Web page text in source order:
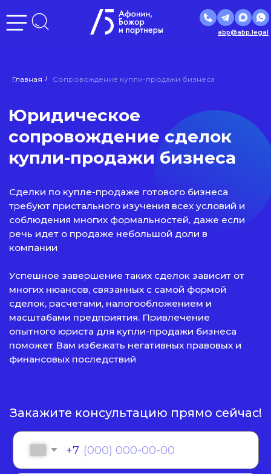
abp@abp.legal
Главная / Сопровождение купли-продажи бизнеса
Юридическое
купли-продажи бизнеса
+7
Отправить
Сделки по купле-продаже готового бизнеса
требуют пристального изучения всех условий и
соблюдения многих формальностей, даже если
речь идет о продаже небольшой доли в
Успешное завершение таких сделок зависит от
многих нюансов, связанных с самой формой
сделок, расчетами, налогообложением и
масштабами предприятия. Привлечение
опытного юриста для купли-продажи бизнеса
поможет Вам избежать негативных правовых и
Закажите консультацию прямо сейчас!
объединения страны:
РЕЙТИНГ
ЮРИДИЧЕСКИХ
РОССИИ
ПРАКТИКИ